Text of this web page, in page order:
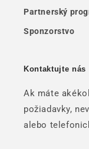
Partnerský
Sponzorstvo
Kontaktujte nás
Ak máte
požiadavky,
alebo